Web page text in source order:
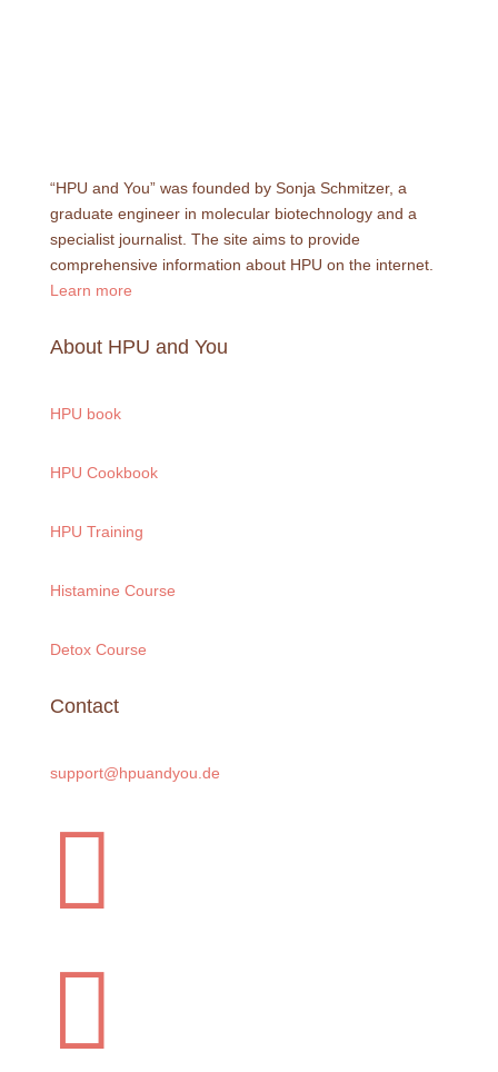
“HPU and You” was founded by Sonja Schmitzer, a
graduate engineer in molecular biotechnology and a
specialist journalist. The site aims to provide
comprehensive information about HPU on the internet.
Learn more
About HPU and You
HPU book
HPU Cookbook
HPU Training
Histamine Course
Detox Course
Contact
support@hpuandyou.de

